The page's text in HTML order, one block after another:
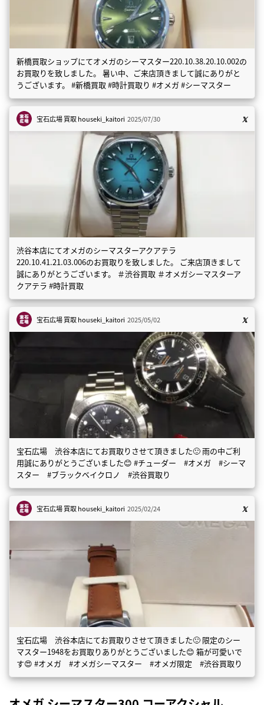
新橋買取ショップにてオメガのシーマスター220.10.38.20.10.002の
お買取りを致しました。 暑い中、ご来店頂きまして誠にありがと
うございます。 #新橋買取 #時計買取り #オメガ #シーマスター
宝石広場 買取houseki_kaitori 2025/07/30
渋谷本店にてオメガのシーマスターアクアテラ
220.10.41.21.03.006のお買取りを致しました。 ご来店頂きまして
誠にありがとうございます。 ＃渋谷買取 ＃オメガシーマスターア
クアテラ #時計買取
宝石広場 買取houseki_kaitori 2025/05/02
宝石広場 渋谷本店にてお買取りさせて頂きました🙂 雨の中ご利
用誠にありがとうございました😊 #チューダー #オメガ #シーマ
スター #ブラックベイクロノ #渋谷買取り
宝石広場 買取houseki_kaitori 2025/02/24
宝石広場 渋谷本店にてお買取りさせて頂きました🙂 限定のシー
マスター1948をお買取りありがとうございました😊 箱が可愛いで
す😍 #オメガ #オメガシーマスター #オメガ限定 #渋谷買取り